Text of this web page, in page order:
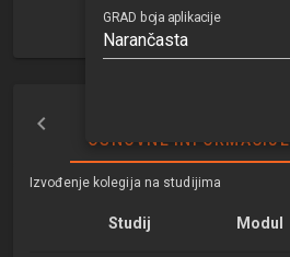
OSNOVNE INFORMACIJE
Izvođenje kolegija na studijima
Studij Modul
GRAD boja aplikacije
Narančasta